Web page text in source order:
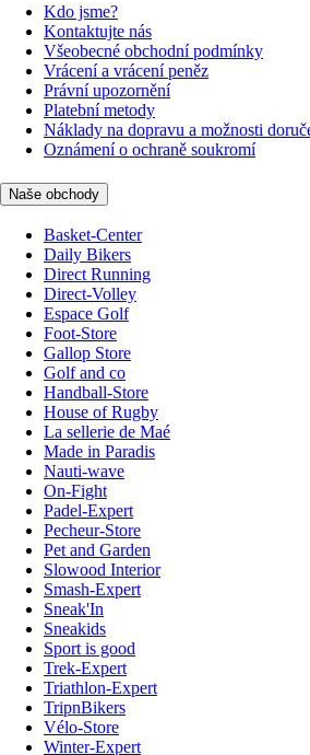
Kdo jsme?
Kontaktujte nás
Všeobecné obchodní podmínky
Vrácení a vrácení peněz
Právní upozornění
Platební metody
Náklady na dopravu a možnosti
Oznámení o ochraně soukromí
Naše obchody
Basket-Center
Daily Bikers
Direct Running
Direct-Volley
Espace Golf
Foot-Store
Gallop Store
Golf and co
Handball-Store
House of Rugby
La sellerie de Maé
Made in Paradis
Nauti-wave
On-Fight
Padel-Expert
Pecheur-Store
Pet and Garden
Slowood Interior
Smash-Expert
Sneak'In
Sneakids
Sport is good
Trek-Expert
Triathlon-Expert
TripnBikers
Vélo-Store
Winter-Expert